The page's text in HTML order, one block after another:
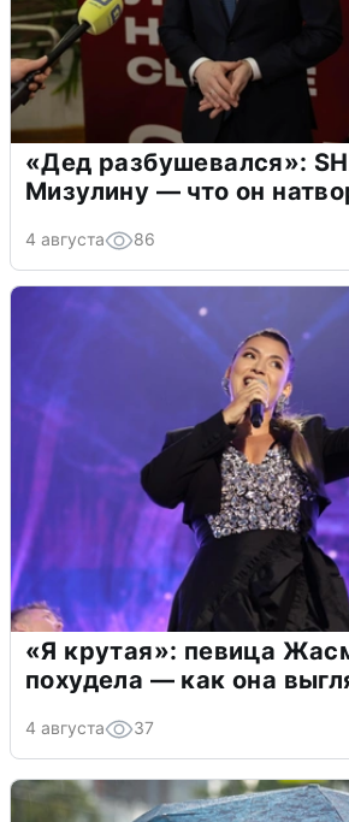
«Дед разбушевался»:
Мизулину — что он
4 августа 86
«Я крутая»: певица
похудела — как она
4 августа 37